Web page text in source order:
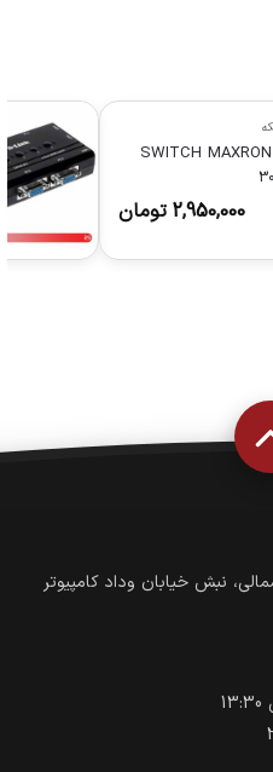
SWITCH
2,950,000 تومان
نبش خیابان وداد کامپیوتر